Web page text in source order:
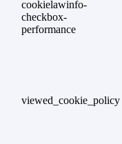
cookielawinfo-
checkbox-
performance
viewed_cookie_policy